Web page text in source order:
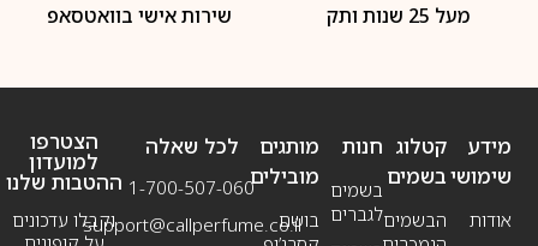
מעל 25 שנות ותק שירות אישי בוואטסאפ
מידע
שימושי
אודות
חנות
בשמים
לגברים
קטלוג
בשמים
הבשמים
מותגים
מובילים
בושם
לכל שאלה
1-700-507-060
support@callperfume.co.il
הצטרפו
למועדון
ההטבות שלנו
וקבלו עדכונים